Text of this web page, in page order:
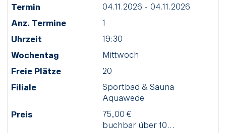
04.11.2026 - 04.11.2026
1
19:30
Mittwoch
20
Sportbad & Sauna
Aquawede
75,00 €
buchbar über 10...